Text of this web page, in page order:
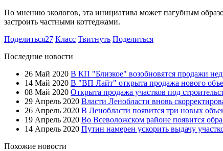
По мнению экологов, эта инициатива может пагубным
застроить частными коттеджами.
Поделиться27 Класс Твитнуть Поделиться
Последние новости
26 Май 2020 В КП "Близкое" возобновятся продажи
14 Май 2020 В "ВП Лайт" открыта продажа нового
08 Май 2020 Открыта продажа участков под
29 Апрель 2020 Власти Ленобласти вновь
26 Апрель 2020 В Ленобласти появится три новых
19 Апрель 2020 Во Всеволожском районе появится
14 Апрель 2020 Путин намерен ускорить выдачу
Похожие новости